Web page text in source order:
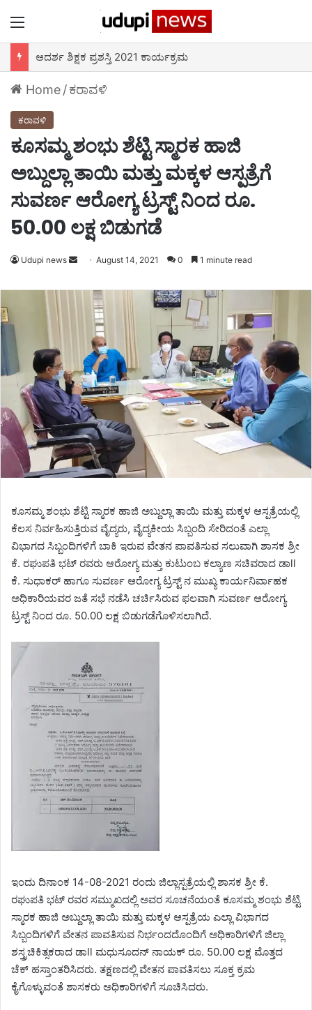
ಆದರ್ಶ ಶಿಕ್ಷಕ ಪ್ರಶಸ್ತಿ 2021 ಕಾರ್ಯಕ್ರಮ
Home/ಕರಾವಳಿ
ಕರಾವಳಿ
ಕೂಸಮ್ಮ ಶಂಭು ಶೆಟ್ಟಿ ಸ್ಮಾರಕ ಹಾಜಿ
ಅಬ್ದುಲ್ಲಾ ತಾಯಿ ಮತ್ತು ಮಕ್ಕಳ ಆಸ್ಪತ್ರೆಗೆ
ಸುವರ್ಣ ಆರೋಗ್ಯ ಟ್ರಸ್ಟ್ ನಿಂದ ರೂ.
50.00 ಲಕ್ಷ ಬಿಡುಗಡೆ
Udupi news
Send
email
August 14, 2021 0 1 minute read
ಕೂಸಮ್ಮ ಶಂಭು ಶೆಟ್ಟಿ ಸ್ಮಾರಕ ಹಾಜಿ ಅಬ್ದುಲ್ಲಾ ತಾಯಿ ಮತ್ತು ಮಕ್ಕಳ ಆಸ್ಪತ್ರೆಯಲ್ಲಿ
ಕೆಲಸ ನಿರ್ವಹಿಸುತ್ತಿರುವ ವೈದ್ಯರು, ವೈದ್ಯಕೀಯ ಸಿಬ್ಬಂದಿ ಸೇರಿದಂತೆ ಎಲ್ಲಾ
ವಿಭಾಗದ ಸಿಬ್ಬಂದಿಗಳಿಗೆ ಬಾಕಿ ಇರುವ ವೇತನ ಪಾವತಿಸುವ ಸಲುವಾಗಿ ಶಾಸಕ ಶ್ರೀ
ಕೆ. ರಘುಪತಿ ಭಟ್ ರವರು ಆರೋಗ್ಯ ಮತ್ತು ಕುಟುಂಬ ಕಲ್ಯಾಣ ಸಚಿವರಾದ ಡಾll
ಕೆ. ಸುಧಾಕರ್ ಹಾಗೂ ಸುವರ್ಣ ಆರೋಗ್ಯ ಟ್ರಸ್ಟ್ ನ ಮುಖ್ಯ ಕಾರ್ಯನಿರ್ವಾಹಕ
ಅಧಿಕಾರಿಯವರ ಜತೆ ಸಭೆ ನಡೆಸಿ ಚರ್ಚಿಸಿರುವ ಫಲವಾಗಿ ಸುವರ್ಣ ಆರೋಗ್ಯ
ಟ್ರಸ್ಟ್ ನಿಂದ ರೂ. 50.00 ಲಕ್ಷ ಬಿಡುಗಡೆಗೊಳಿಸಲಾಗಿದೆ.
ಇಂದು ದಿನಾಂಕ 14-08-2021 ರಂದು ಜಿಲ್ಲಾಸ್ಪತ್ರೆಯಲ್ಲಿ ಶಾಸಕ ಶ್ರೀ ಕೆ.
ರಘುಪತಿ ಭಟ್ ರವರ ಸಮ್ಮುಖದಲ್ಲಿ ಅವರ ಸೂಚನೆಯಂತೆ ಕೂಸಮ್ಮ ಶಂಭು ಶೆಟ್ಟಿ
ಸ್ಮಾರಕ ಹಾಜಿ ಅಬ್ದುಲ್ಲಾ ತಾಯಿ ಮತ್ತು ಮಕ್ಕಳ ಆಸ್ಪತ್ರೆಯ ಎಲ್ಲಾ ವಿಭಾಗದ
ಸಿಬ್ಬಂದಿಗಳಿಗೆ ವೇತನ ಪಾವತಿಸುವ ನಿರ್ಭಂದದೊಂದಿಗೆ ಅಧಿಕಾರಿಗಳಿಗೆ ಜಿಲ್ಲಾ
ಶಸ್ತ್ರಚಿಕಿತ್ಸಕರಾದ ಡಾll ಮಧುಸೂದನ್ ನಾಯಕ್ ರೂ. 50.00 ಲಕ್ಷ ಮೊತ್ತದ
ಚೆಕ್ ಹಸ್ತಾಂತರಿಸಿದರು. ತಕ್ಷಣದಲ್ಲಿ ವೇತನ ಪಾವತಿಸಲು ಸೂಕ್ತ ಕ್ರಮ
ಕೈಗೊಳ್ಳುವಂತೆ ಶಾಸಕರು ಅಧಿಕಾರಿಗಳಿಗೆ ಸೂಚಿಸಿದರು.